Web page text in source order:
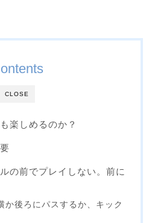
CLOSE
楽しめるのか？
の前でプレイしない。前に
か後ろにパスするか、キック